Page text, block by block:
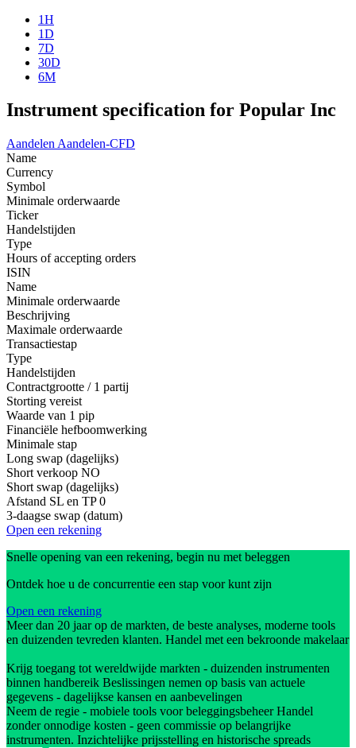
1H
1D
7D
30D
6M
Instrument specification for Popular Inc
Aandelen Aandelen-CFD
Name
Currency
Symbol
Minimale orderwaarde
Ticker
Handelstijden
Type
Hours of accepting orders
ISIN
Name
Minimale orderwaarde
Beschrijving
Maximale orderwaarde
Transactiestap
Type
Handelstijden
Contractgrootte / 1 partij
Storting vereist
Waarde van 1 pip
Financiële hefboomwerking
Minimale stap
Long swap (dagelijks)
Short verkoop NO
Short swap (dagelijks)
Afstand SL en TP 0
3-daagse swap (datum)
Open een rekening
Snelle opening van een rekening, begin nu met beleggen
Ontdek hoe u de concurrentie een stap voor kunt zijn
Open een rekening
Meer dan 20 jaar op de markten, de beste analyses, moderne tools
en duizenden tevreden klanten. Handel met een bekroonde makelaar
Krijg toegang tot wereldwijde markten - duizenden instrumenten
binnen handbereik Beslissingen nemen op basis van actuele
gegevens - dagelijkse kansen en aanbevelingen
Neem de regie - mobiele tools voor beleggingsbeheer Handel
zonder onnodige kosten - geen commissie op belangrijke
instrumenten. Inzichtelijke prijsstelling en historische spreads